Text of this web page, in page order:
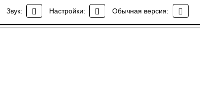
Звук: Настройки: Обычная версия: